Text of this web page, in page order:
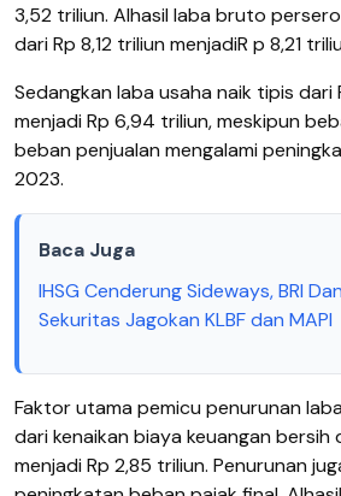
3,52 triliun. Alhasil laba bruto
dari Rp 8,12 triliun menjadiR p 8,21
Sedangkan laba usaha naik tipis dari
menjadi Rp 6,94 triliun, meskipun
beban penjualan mengalami
2023.
Baca Juga
IHSG Cenderung Sideways, BRI
Sekuritas Jagokan KLBF dan MAPI
Faktor utama pemicu penurunan
dari kenaikan biaya keuangan bersih
menjadi Rp 2,85 triliun. Penurunan